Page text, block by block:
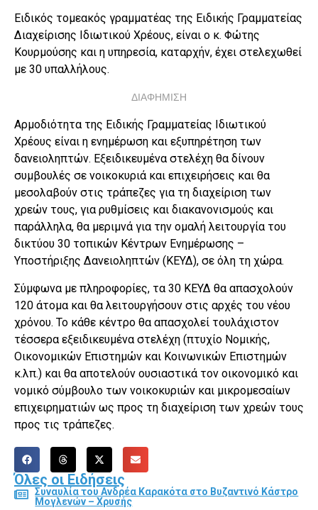
Ειδικός τομεακός γραμματέας της Ειδικής Γραμματείας
Διαχείρισης Ιδιωτικού Χρέους, είναι ο κ. Φώτης
Κουρμούσης και η υπηρεσία, καταρχήν, έχει στελεχωθεί
με 30 υπαλλήλους.
ΔΙΑΦΗΜΙΣΗ
Αρμοδιότητα της Ειδικής Γραμματείας Ιδιωτικού
Χρέους είναι η ενημέρωση και εξυπηρέτηση των
δανειοληπτών. Εξειδικευμένα στελέχη θα δίνουν
συμβουλές σε νοικοκυριά και επιχειρήσεις και θα
μεσολαβούν στις τράπεζες για τη διαχείριση των
χρεών τους, για ρυθμίσεις και διακανονισμούς και
παράλληλα, θα μεριμνά για την ομαλή λειτουργία του
δικτύου 30 τοπικών Κέντρων Ενημέρωσης –
Υποστήριξης Δανειοληπτών (ΚΕΥΔ), σε όλη τη χώρα.
Σύμφωνα με πληροφορίες, τα 30 ΚΕΥΔ θα απασχολούν
120 άτομα και θα λειτουργήσουν στις αρχές του νέου
χρόνου. Το κάθε κέντρο θα απασχολεί τουλάχιστον
τέσσερα εξειδικευμένα στελέχη (πτυχίο Νομικής,
Οικονομικών Επιστημών και Κοινωνικών Επιστημών
κ.λπ.) και θα αποτελούν ουσιαστικά τον οικονομικό και
νομικό σύμβουλο των νοικοκυριών και μικρομεσαίων
επιχειρηματιών ως προς τη διαχείριση των χρεών τους
προς τις τράπεζες.
Όλες οι Ειδήσεις
Συναυλία του Ανδρέα Καρακότα στο Βυζαντινό Κάστρο
Μογλενών – Χρυσής